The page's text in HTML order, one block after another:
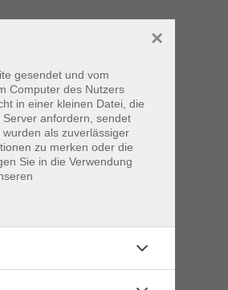
Park
gesendet und vom
Computer des Nutzers
in einer kleinen Datei, die
anfordern, sendet
als zuverlässiger
zu merken oder die
Sie in die Verwendung
×